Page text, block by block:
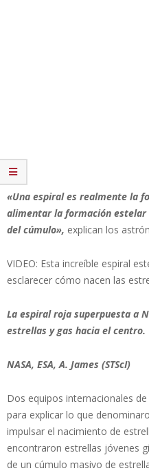
«Una espiral es realmente la
alimentar la formación
del cúmulo», explican los
VIDEO: Esta increíble espiral
esclarecer cómo nacen las
La espiral roja superpuesta a
estrellas y gas hacia el centro.
NASA, ESA, A. James (STScI)
Dos equipos internacionales
para explicar lo que
impulsar el nacimiento de
encontraron estrellas jóvenes
de un cúmulo masivo de